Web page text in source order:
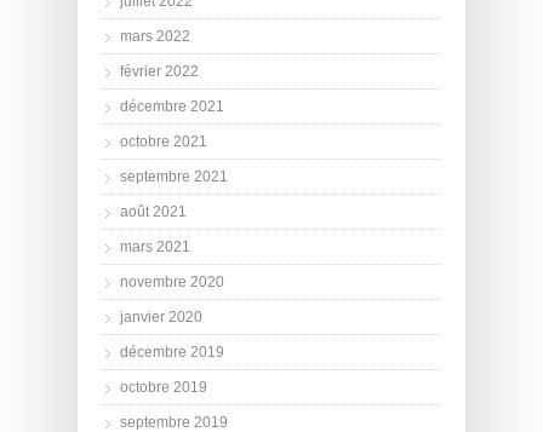
mars 2022
février 2022
décembre 2021
octobre 2021
septembre 2021
août 2021
mars 2021
novembre 2020
janvier 2020
décembre 2019
octobre 2019
septembre 2019